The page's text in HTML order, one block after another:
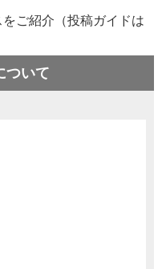
ご紹介（投稿ガイドは
ついて